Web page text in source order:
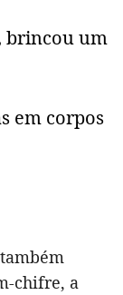
brincou um
em corpos
chifre, a